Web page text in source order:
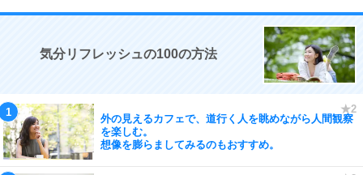
気分リフレッシュの100の方法
外の見えるカフェで、道行く人を眺めながら人間観察
を楽しむ。
想像を膨らましてみるのもおすすめ。